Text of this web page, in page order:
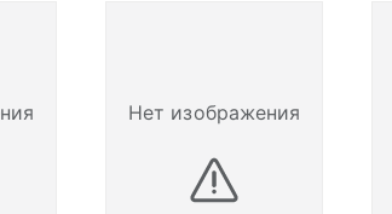
Нет изображения